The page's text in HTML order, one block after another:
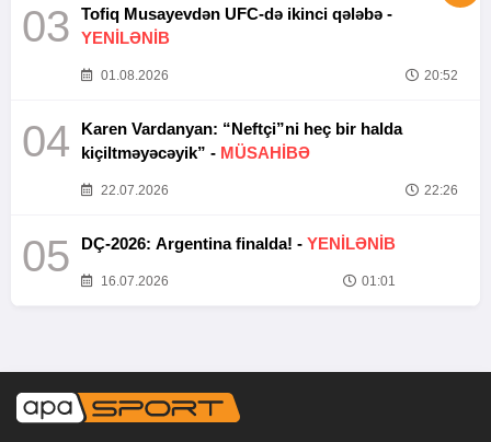
03
Tofiq Musayevdən UFC-də ikinci qələbə -
YENİLƏNİB
01.08.2026 20:52
04
Karen Vardanyan: “Neftçi”ni heç bir halda
kiçiltməyəcəyik” - MÜSAHİBƏ
22.07.2026 22:26
05 DÇ-2026: Argentina finalda! - YENİLƏNİB
16.07.2026 01:01